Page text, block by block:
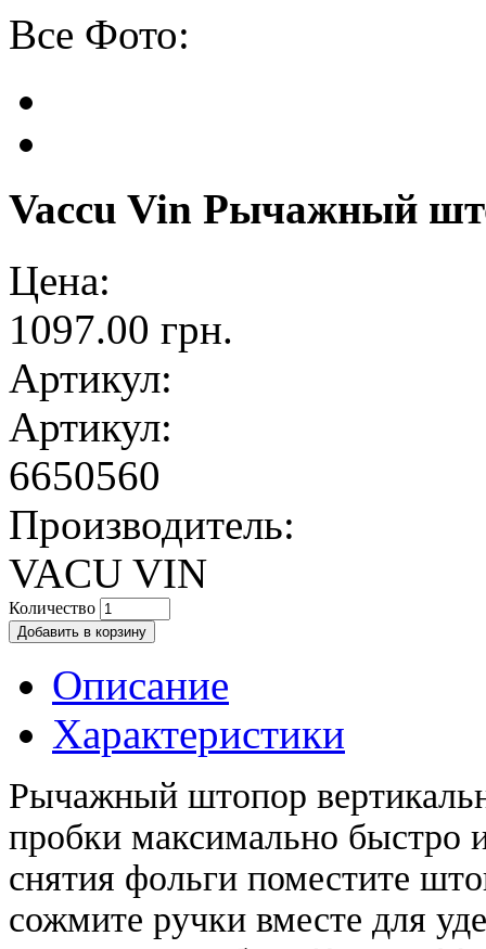
Все Фото:
Vaccu Vin Рычажный
Цена:
1097.00 грн.
Артикул:
Артикул:
6650560
Производитель:
VACU VIN
Количество
Описание
Характеристики
Рычажный штопор
пробки максимально быстро
снятия фольги поместите
сожмите ручки вместе для